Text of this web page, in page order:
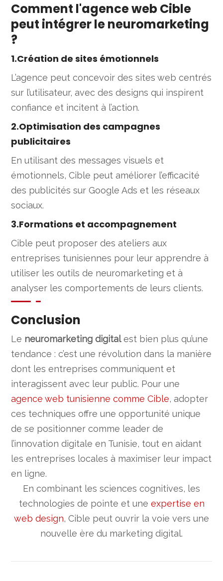
Comment l'agence web Cible
peut intégrer le neuromarketing
?
1.Création de sites émotionnels
L’agence peut concevoir des sites web centrés
sur l’utilisateur, avec des designs qui inspirent
confiance et incitent à l’action.
2.Optimisation des campagnes
publicitaires
En utilisant des messages visuels et
émotionnels, Cible peut améliorer l’efficacité
des publicités sur Google Ads et les réseaux
sociaux.
3.Formations et accompagnement
Cible peut proposer des ateliers aux
entreprises tunisiennes pour leur apprendre à
utiliser les outils de neuromarketing et à
analyser les comportements de leurs clients.
Conclusion
Le neuromarketing digitalest bien plus qu’une
tendance : c’est une révolution dans la manière
dont les entreprises communiquent et
interagissent avec leur public. Pour une
agence web tunisienne comme Cible, adopter
ces techniques offre une opportunité unique
de se positionner comme leader de
l’innovation digitale en Tunisie, tout en aidant
les entreprises locales à maximiser leur impact
en ligne.
En combinant les sciences cognitives, les
technologies de pointe et une expertise en
web design, Cible peut ouvrir la voie vers une
nouvelle ère du marketing digital.